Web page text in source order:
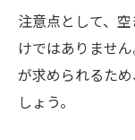
注意点として、
けではありませ
が求められるた
しょう。